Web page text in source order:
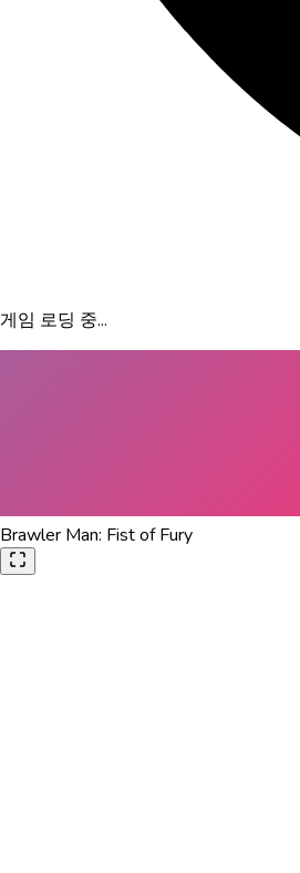
게임 로딩 중...
Brawler Man: Fist of Fury